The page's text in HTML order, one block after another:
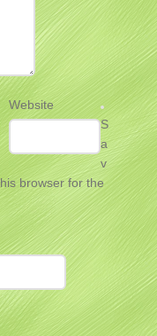
Website
S
a
v
browser for the